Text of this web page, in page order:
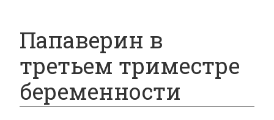
Папаверин в
третьем триместре
беременности